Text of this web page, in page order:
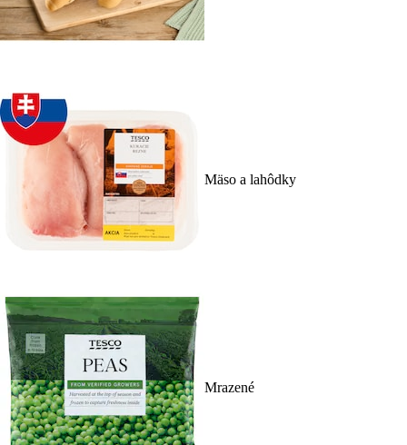
Mäso a lahôdky
Mrazené